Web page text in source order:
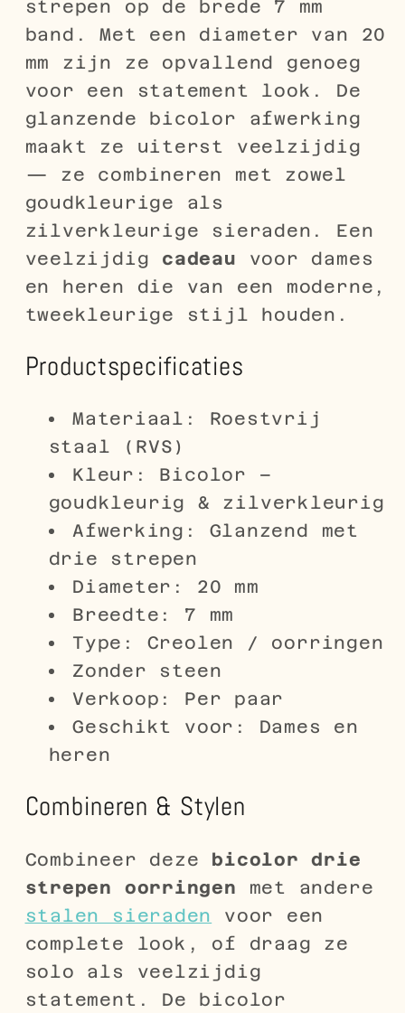
strepen op de brede 7 mm
band. Met een diameter van 20
mm zijn ze opvallend genoeg
voor een statement look. De
glanzende bicolor afwerking
maakt ze uiterst veelzijdig
— ze combineren met zowel
goudkleurige als
zilverkleurige sieraden. Een
veelzijdig cadeau voor dames
en heren die van een moderne,
tweekleurige stijl houden.
Productspecificaties
Materiaal: Roestvrij
staal (RVS)
Kleur: Bicolor –
goudkleurig & zilverkleurig
Afwerking: Glanzend met
drie strepen
Diameter: 20 mm
Breedte: 7 mm
Type: Creolen / oorringen
Zonder steen
Verkoop: Per paar
Geschikt voor: Dames en
heren
Combineren & Stylen
Combineer deze bicolor drie
strepen oorringen met andere
stalen sieraden
voor een
complete look, of draag ze
solo als veelzijdig
statement. De bicolor